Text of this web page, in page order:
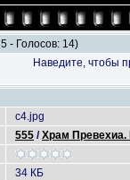
- Голосов: 14)
Наведите, чтобы
c4.jpg
555 /Храм Превехиа.
34 КБ